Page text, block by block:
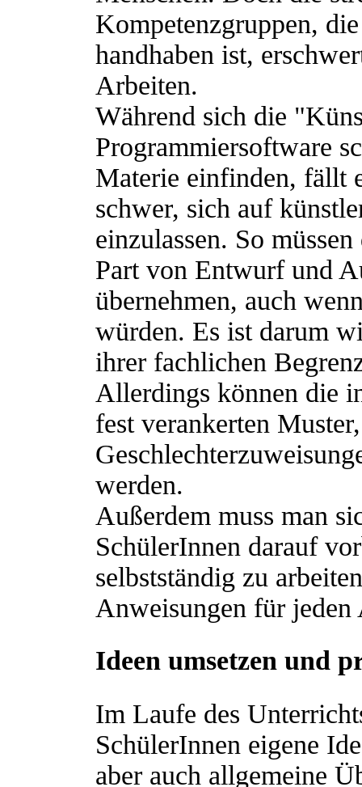
Kompetenzgruppen,
handhaben ist,
Arbeiten.
Während sich die
Programmiersoftware
Materie einfinden, fällt
schwer, sich auf
einzulassen. So
Part von Entwurf und
übernehmen, auch
würden. Es ist darum
ihrer fachlichen
Allerdings können die
fest verankerten
werden.
Außerdem muss man
SchülerInnen darauf
selbstständig zu
Anweisungen für
Ideen umsetzen und
Im Laufe des
SchülerInnen eigene
aber auch allgemeine